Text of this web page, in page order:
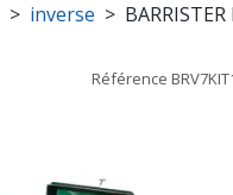
inverse
Référence